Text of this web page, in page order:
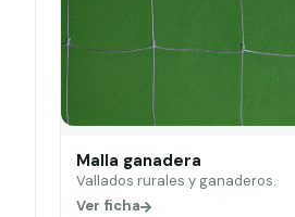
Malla ganadera
Vallados rurales y ganaderos.
Ver ficha